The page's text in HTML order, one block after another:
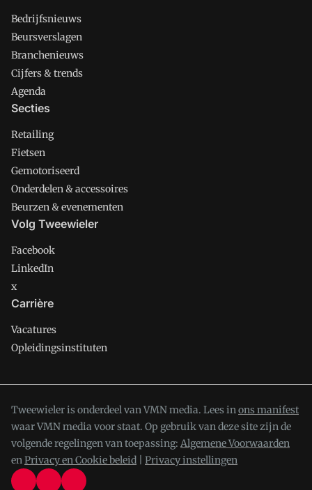
Bedrijfsnieuws
Beursverslagen
Branchenieuws
Cijfers & trends
Agenda
Secties
Retailing
Fietsen
Gemotoriseerd
Onderdelen & accessoires
Beurzen & evenementen
Volg Tweewieler
Facebook
LinkedIn
x
Carrière
Vacatures
Opleidingsinstituten
Tweewieler is onderdeel van VMN media. Lees inons manifest
waar VMN media voor staat. Op gebruik van deze site zijn de
volgende regelingen van toepassing: Algemene Voorwaarden
enPrivacy en Cookie beleid Privacy instellingen